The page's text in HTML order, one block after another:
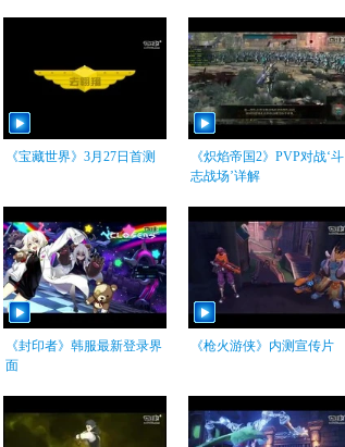
《宝藏世界》3月27日首测
《炽焰帝国2》PVP对战‘斗
志战场’详解
《封印者》韩服最新登录界
面
《枪火游侠》内测宣传片